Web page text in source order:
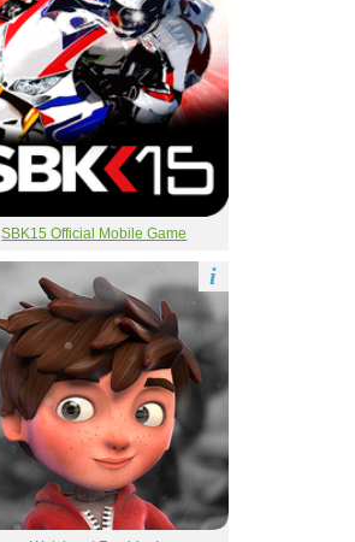
SBK15 Official Mobile Game
i